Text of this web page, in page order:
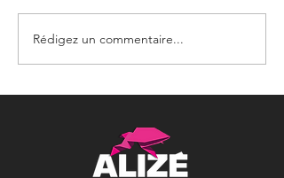
Rédigez un commentaire...